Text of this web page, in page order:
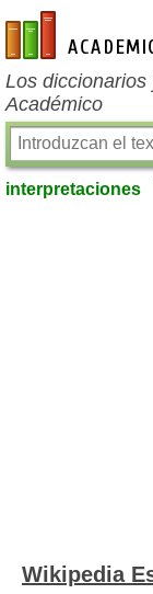
es-academic.com
Los
Académico
interpretaciones
Wikipedia